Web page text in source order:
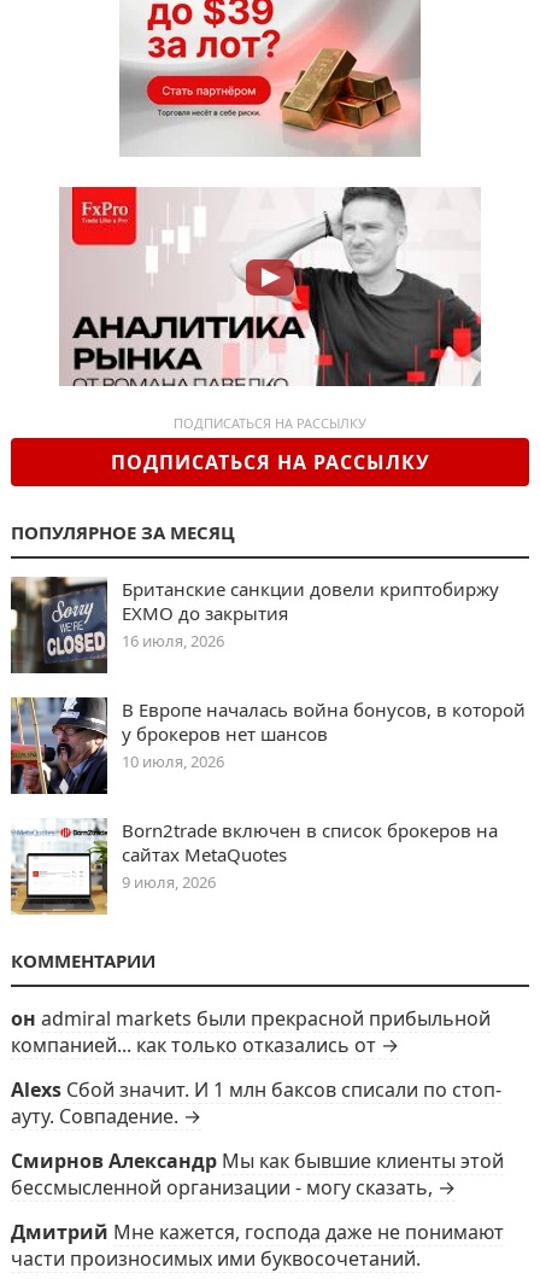
ПОДПИСАТЬСЯ НА РАССЫЛКУ
ПОДПИСАТЬСЯ НА РАССЫЛКУ
ПОПУЛЯРНОЕ ЗА МЕСЯЦ
Британские санкции довели криптобиржу
EXMO до закрытия
16 июля, 2026
В Европе началась война бонусов, в которой
у брокеров нет шансов
10 июля, 2026
Born2trade включен в список брокеров на
сайтах MetaQuotes
9 июля, 2026
КОММЕНТАРИИ
он admiral markets были прекрасной прибыльной
компанией... как только отказались от →
Alexs Сбой значит. И 1 млн баксов списали по стоп-
ауту. Совпадение. →
Смирнов Александр Мы как бывшие клиенты этой
бессмысленной организации - могу сказать, →
Дмитрий Мне кажется, господа даже не понимают
части произносимых ими буквосочетаний.